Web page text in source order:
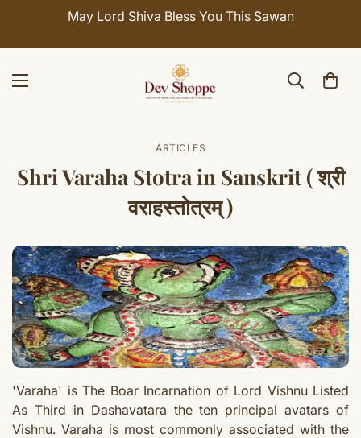
May Lord Shiva Bless You This Sawan
ARTICLES
Shri Varaha Stotra in Sanskrit ( श्री
वराहस्तोत्रम् )
'Varaha' is The Boar Incarnation of Lord Vishnu Listed
As Third in Dashavatara the ten principal avatars of
Vishnu. Varaha is most commonly associated with the